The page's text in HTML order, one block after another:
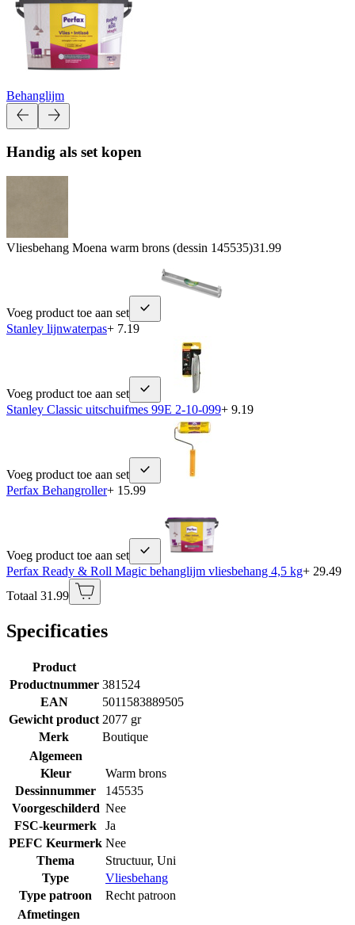
Behanglijm
Handig als set kopen
Vliesbehang Moena warm brons (dessin 145535)31.99
Voeg product toe aan set
Stanley lijnwaterpas+ 7.19
Voeg product toe aan set
Stanley Classic uitschuifmes 99E 2-10-099+ 9.19
Voeg product toe aan set
Perfax Behangroller+ 15.99
Voeg product toe aan set
Perfax Ready & Roll Magic behanglijm vliesbehang 4,5 kg+ 29.49
Totaal 31.99
Specificaties
Product
Productnummer 381524
EAN
5011583889505
Gewicht product 2077 gr
Merk
Boutique
Algemeen
Kleur
Warm brons
Dessinnummer
145535
Voorgeschilderd Nee
FSC-keurmerk
Ja
PEFC Keurmerk Nee
Thema
Structuur, Uni
Type
Vliesbehang
Type patroon
Recht patroon
Afmetingen